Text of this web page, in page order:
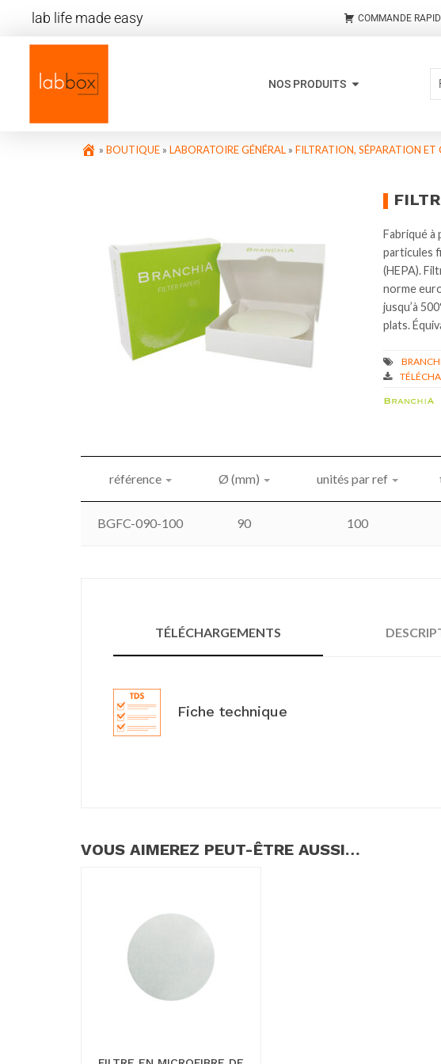
lab life made easy COMMANDE
NOS PRODUITS
» BOUTIQUE » LABORATOIRE GÉNÉRAL » FILTRATION, SÉPARATION
Fabriqué à
particules
(HEPA).
norme
jusqu’à
plats.
référence Ø (mm) unités par ref
BGFC-090-100 90 100
TÉLÉCHARGEMENTS
Fiche technique
VOUS AIMEREZ PEUT-ÊTRE AUSSI…